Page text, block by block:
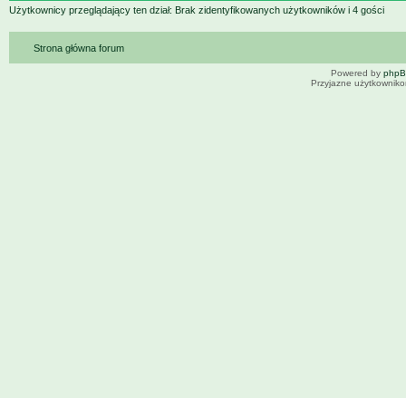
Użytkownicy przeglądający ten dział: Brak zidentyfikowanych użytkowników i 4 gości
Strona główna forum
Powered by
Przyjazne